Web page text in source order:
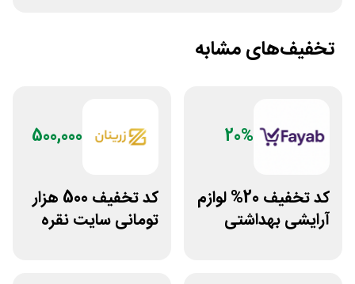
تخفیف‌های مشابه
20%
کد تخفیف 20% لوازم
آرایشی بهداشتی
500,000
کد تخفیف 500 هزار
تومانی سایت نقره